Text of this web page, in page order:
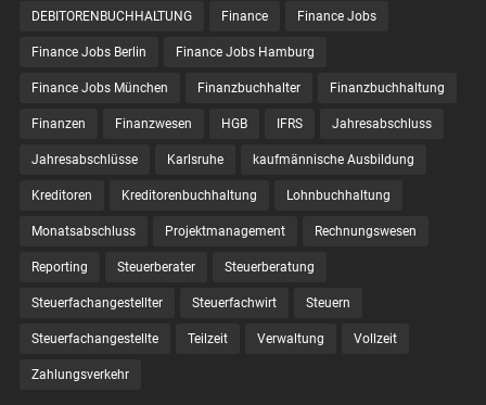
DEBITORENBUCHHALTUNG Finance Finance Jobs
Finance Jobs Berlin Finance Jobs Hamburg
Finance Jobs München Finanzbuchhalter Finanzbuchhaltung
Finanzen Finanzwesen HGB IFRS Jahresabschluss
Jahresabschlüsse Karlsruhe kaufmännische Ausbildung
Kreditoren Kreditorenbuchhaltung Lohnbuchhaltung
Monatsabschluss Projektmanagement Rechnungswesen
Reporting Steuerberater Steuerberatung
Steuerfachangestellter Steuerfachwirt Steuern
Steuer­fach­ange­stellte Teilzeit Verwaltung Vollzeit
Zahlungsverkehr